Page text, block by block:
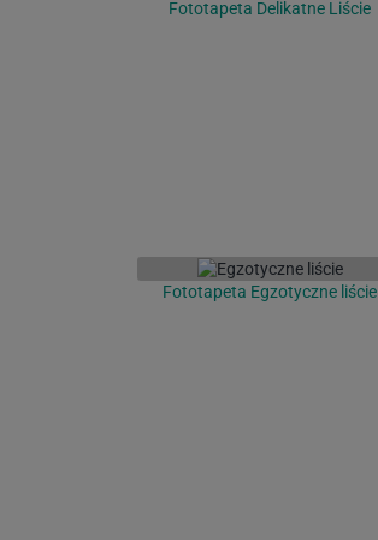
Fototapeta Delikatne Liście
Fototapeta Egzotyczne liście